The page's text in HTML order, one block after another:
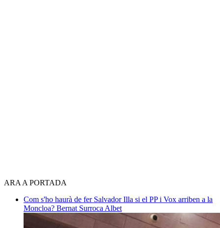
ARA A PORTADA
Com s'ho haurà de fer Salvador Illa si el PP i Vox arriben a la
Moncloa? Bernat Surroca Albet